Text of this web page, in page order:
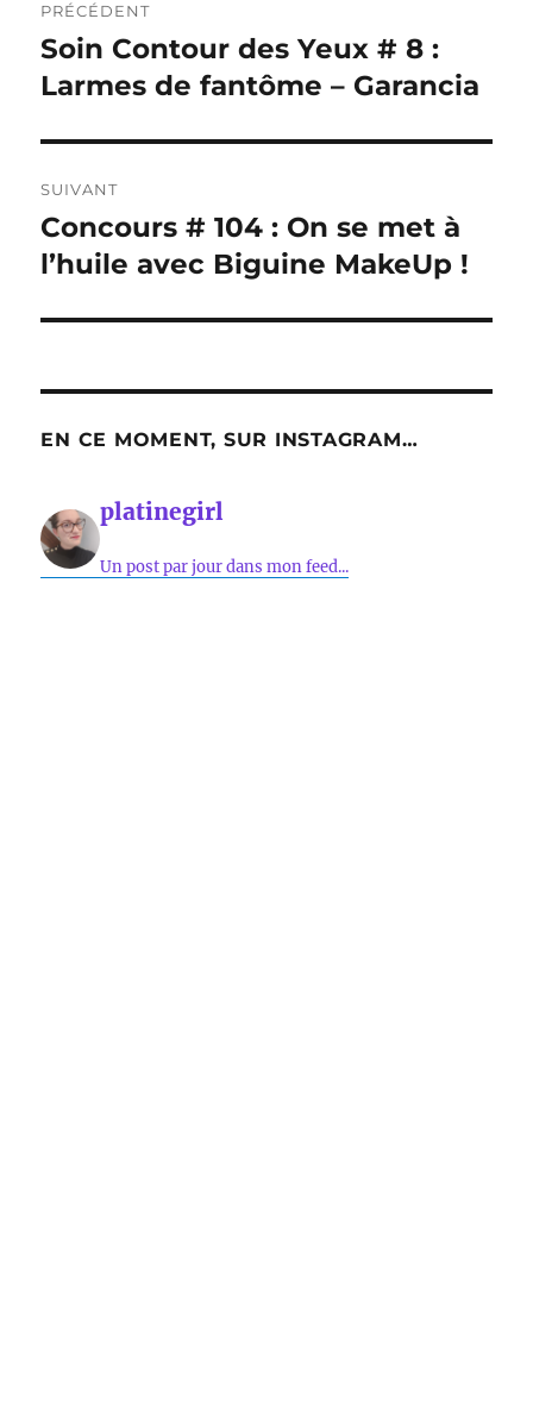
de
l’article
PRÉCÉDENT
Publication
précédente :
Soin Contour des Yeux # 8 :
Larmes de fantôme – Garancia
SUIVANT
Publication
suivante :
Concours # 104 : On se met à
l’huile avec Biguine MakeUp !
EN CE MOMENT, SUR INSTAGRAM…
platinegirl
Un post par jour dans mon feed...